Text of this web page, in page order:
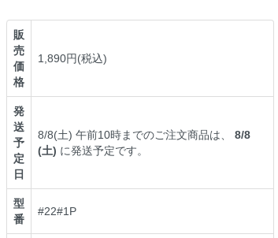
販
売
価
格
1,890円(税込)
発
送
予
定
日
8/8(土) 午前10時までのご注文商品は、8/8
(土) に発送予定です。
型
番
#22#1P